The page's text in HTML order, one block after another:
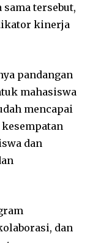
tersebut,
kinerja
pandangan
mahasiswa
mencapai
dan
dan